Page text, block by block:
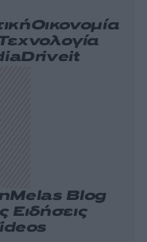
Οικονομία
Driveit
Melas Blog
Ειδήσεις